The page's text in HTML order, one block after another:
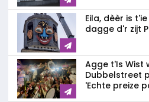
Eila, dèèr is
dagge d'r zijt
Agge t'Is Wist
Dubbelstreet
'Echte preize